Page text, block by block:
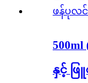
နှင့် ဖ